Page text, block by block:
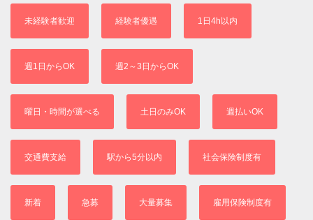
未経験者歓迎 経験者優遇 1日4h以内
週1日からOK 週2～3日からOK
曜日・時間が選べる 土日のみOK 週払いOK
交通費支給 駅から5分以内 社会保険制度有
新着 急募 大量募集 雇用保険制度有